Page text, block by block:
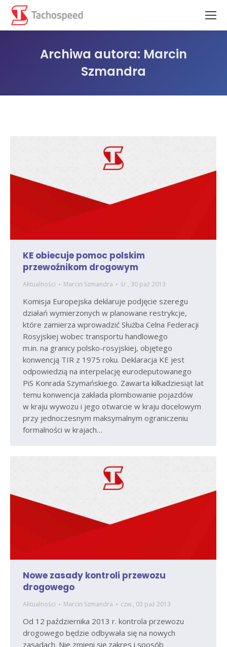
Archiwa autora: Marcin
Szmandra
KE obiecuje pomoc polskim
przewoźnikom drogowym
Aktualności Marcin Szmandra śr., 30 paź 2013
Komisja Europejska deklaruje podjęcie szeregu
działań wymierzonych w planowane restrykcje,
które zamierza wprowadzić Służba Celna Federacji
Rosyjskiej wobec transportu handlowego
m.in. na granicy polsko-rosyjskiej, objętego
konwencją TIR z 1975 roku. Deklaracja KE jest
odpowiedzią na interpelację eurodeputowanego
PiS Konrada Szymańskiego. Zawarta kilkadziesiąt lat
temu konwencja zakłada plombowanie pojazdów
w kraju wywozu i jego otwarcie w kraju docelowym
przy jednoczesnym maksymalnym ograniczeniu
formalności w krajach…
Nowe zasady kontroli przewozu
drogowego
Aktualności Marcin Szmandra czw., 03 paź 2013
Od 12 października 2013 r. kontrola przewozu
drogowego będzie odbywała się na nowych
zasadach. Nie zmieni się zakres i sposób